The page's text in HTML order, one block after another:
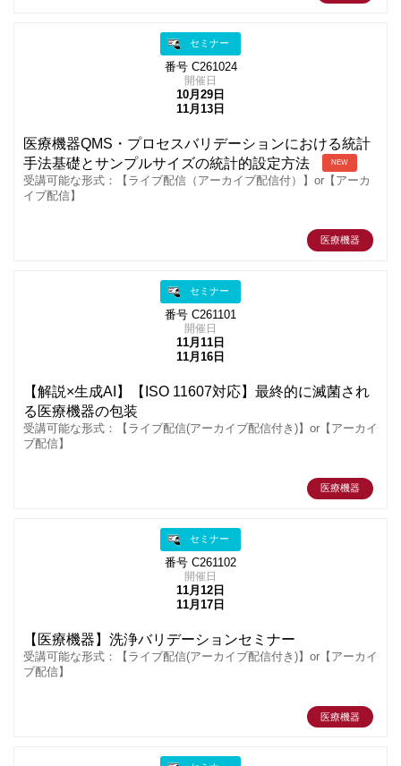
セミナー
番号 C261024
開催日
10月29日
11月13日
医療機器QMS・プロセスバリデーションにおける統計
手法基礎とサンプルサイズの統計的設定方法
NEW
受講可能な形式：【ライブ配信（アーカイブ配信付）】or【アーカ
イブ配信】
医療機器
セミナー
番号 C261101
開催日
11月11日
11月16日
【解説×生成AI】【ISO 11607対応】最終的に滅菌され
る医療機器の包装
受講可能な形式：【ライブ配信(アーカイブ配信付き)】or【アーカイ
ブ配信】
医療機器
セミナー
番号 C261102
開催日
11月12日
11月17日
【医療機器】洗浄バリデーションセミナー
受講可能な形式：【ライブ配信(アーカイブ配信付き)】or【アーカイ
ブ配信】
医療機器